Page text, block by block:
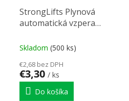
StrongLifts Plynová
automatická vzpera
Skladom (500 ks)
€2,68 bez DPH
€3,30 / ks
Do košíka